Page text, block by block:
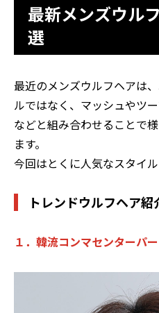
最新メンズウル
選
最近のメンズウルフヘアは
ルではなく、マッシュやツ
などと組み合わせることで
ます。
今回はとくに人気なスタイ
トレンドウルフヘア紹
１．韓流コンマセンターパ